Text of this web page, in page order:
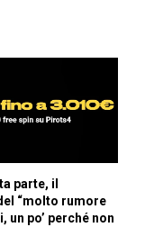
parte, il
“molto rumore
un po’ perché non